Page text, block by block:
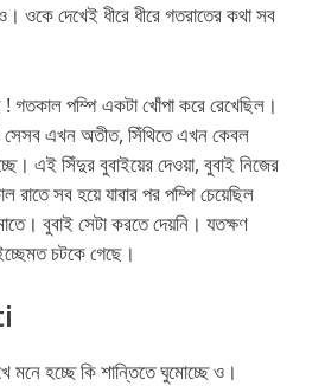
ওকে দেখেই ধীরে ধীরে গতরাতের কথা সব
গতকাল পম্পি একটা খোঁপা করে রেখেছিল।
সেসব এখন অতীত, সিঁথিতে এখন কেবল
এই সিঁদুর বুবাইয়ের দেওয়া, বুবাই নিজের
রাতে সব হয়ে যাবার পর পম্পি চেয়েছিল
বুবাই সেটা করতে দেয়নি। যতক্ষণ
চটকে গেছে।
হচ্ছে কি শান্তিতে ঘুমোচ্ছে ও।